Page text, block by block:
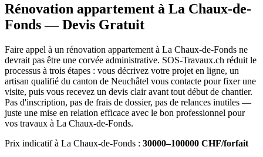
Rénovation appartement à La Chaux-de-
Fonds — Devis Gratuit
Faire appel à un rénovation appartement à La Chaux-de-Fonds ne
devrait pas être une corvée administrative. SOS-Travaux.ch réduit le
processus à trois étapes : vous décrivez votre projet en ligne, un
artisan qualifié du canton de Neuchâtel vous contacte pour fixer une
visite, puis vous recevez un devis clair avant tout début de chantier.
Pas d'inscription, pas de frais de dossier, pas de relances inutiles —
juste une mise en relation efficace avec le bon professionnel pour
vos travaux à La Chaux-de-Fonds.
Prix indicatif à La Chaux-de-Fonds : 30000–100000 CHF/forfait